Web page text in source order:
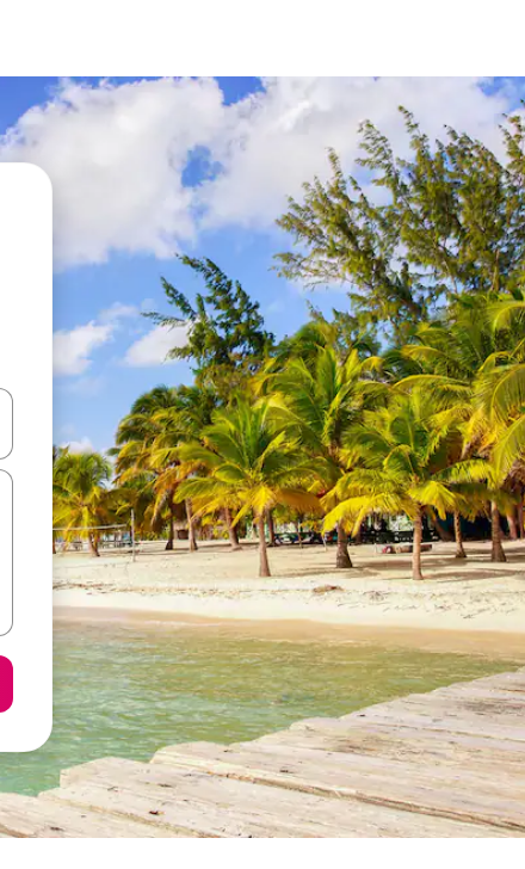
koristeći se strelicama prema gore i prema dolje, kao i dodirom ili